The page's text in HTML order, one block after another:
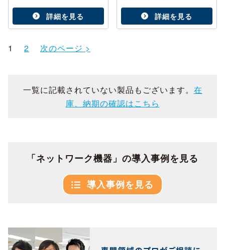
詳細を見る 詳細を見る
1 2 次のページ >
一覧に記載されていない製品もございます。 在
庫、納期の確認はこちら
「ネットワーク機器」の導入事例を見る
導入事例を見る